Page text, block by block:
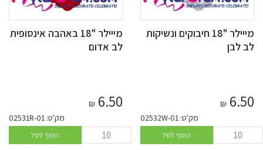
מייילר "18 חיבוקים ונשיקות
לב לבן
6.50
₪
מק'ט: 02532W-01
הוסף לסל
מייילר "18 באהבה אינסופית
לב אדום
6.50
₪
מק'ט: 02531R-01
הוסף לסל